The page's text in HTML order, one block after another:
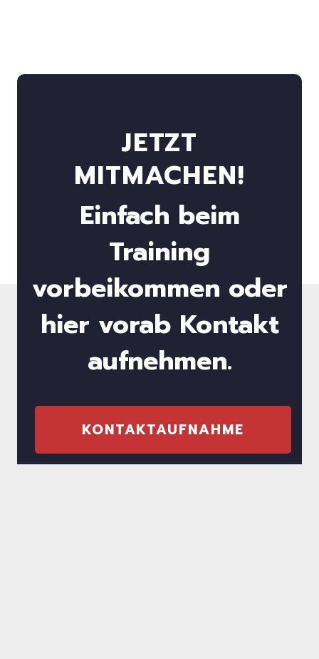
JETZT
MITMACHEN!
Einfach beim
Training
vorbeikommen oder
hier vorab Kontakt
aufnehmen.
KONTAKTAUFNAHME